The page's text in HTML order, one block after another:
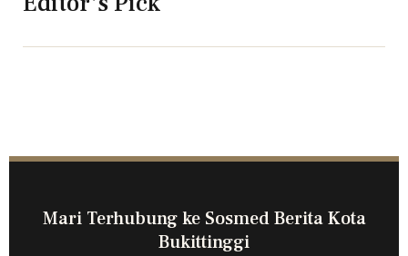
Mari Terhubung ke Sosmed Berita Kota
Bukittinggi